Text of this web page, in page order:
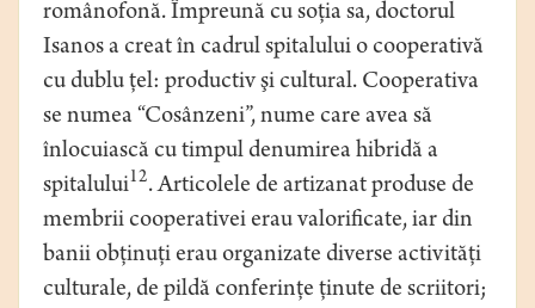
românofonă. Împreună cu soţia sa, doctorul
Isanos a creat în cadrul spitalului o cooperativă
cu dublu ţel: productiv şi cultural. Cooperativa
se numea “Cosânzeni”, nume care avea să
înlocuiască cu timpul denumirea hibridă a
spitalului12. Articolele de artizanat produse de
membrii cooperativei erau valorificate, iar din
banii obţinuţi erau organizate diverse activităţi
culturale, de pildă conferinţe ţinute de scriitori;